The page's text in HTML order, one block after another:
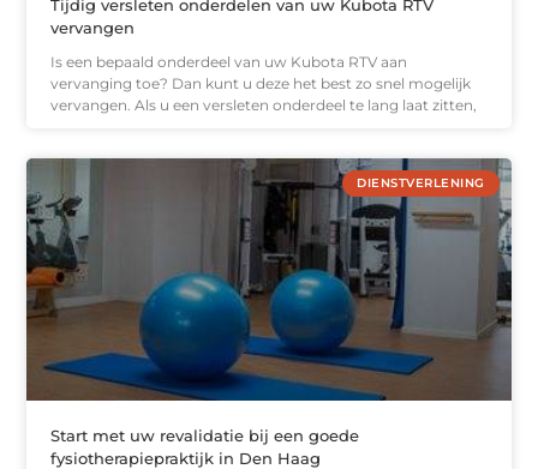
Tijdig versleten onderdelen van uw Kubota RTV
vervangen
Is een bepaald onderdeel van uw Kubota RTV aan
vervanging toe? Dan kunt u deze het best zo snel mogelijk
vervangen. Als u een versleten onderdeel te lang laat zitten,
DIENSTVERLENING
Start met uw revalidatie bij een goede
fysiotherapiepraktijk in Den Haag